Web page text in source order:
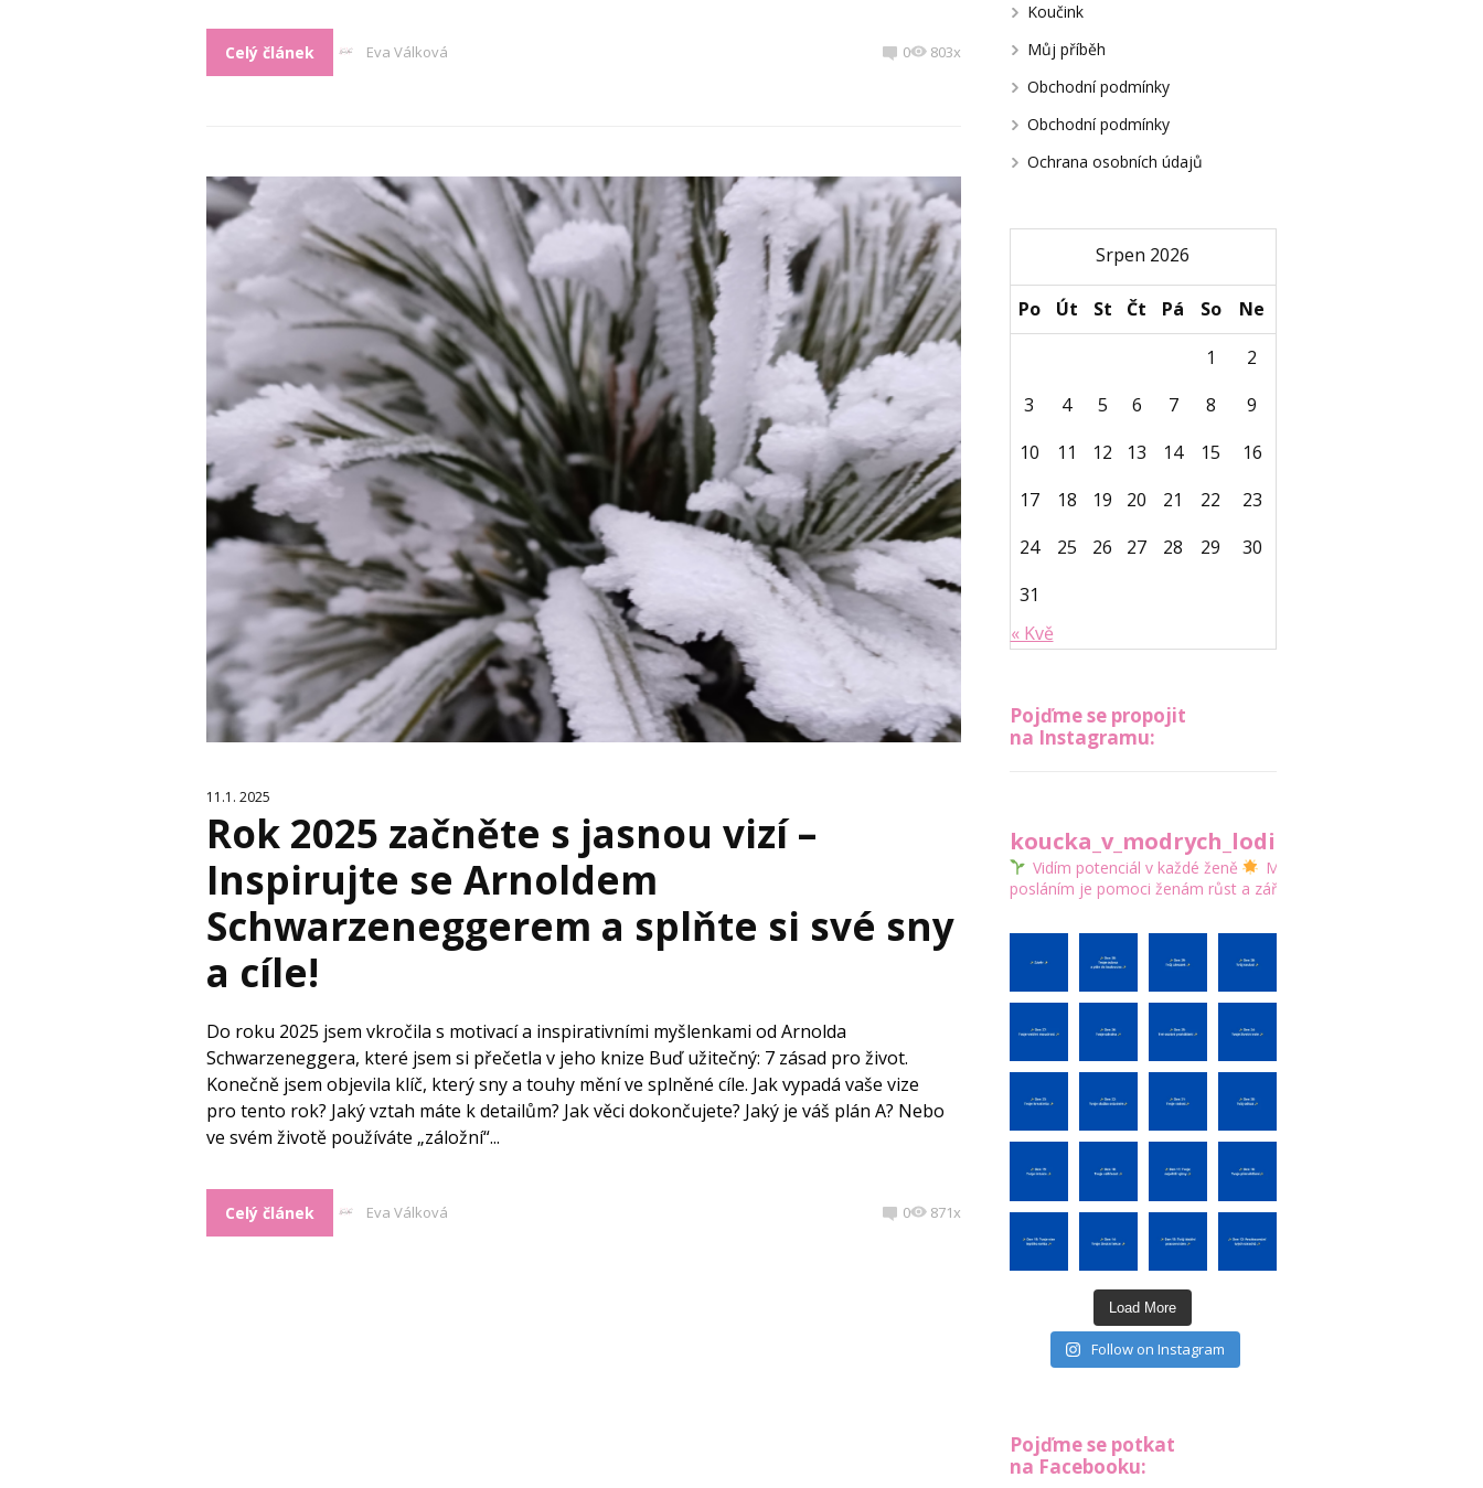
Celý článek Eva Válková 0 803x
11.1. 2025
Rok 2025 začněte s jasnou vizí –
Inspirujte se Arnoldem
Schwarzeneggerem a splňte si své sny
a cíle!
Do roku 2025 jsem vkročila s motivací a inspirativními myšlenkami od Arnolda
Schwarzeneggera, které jsem si přečetla v jeho knize Buď užitečný: 7 zásad pro život.
Konečně jsem objevila klíč, který sny a touhy mění ve splněné cíle. Jak vypadá vaše vize
pro tento rok? Jaký vztah máte k detailům? Jak věci dokončujete? Jaký je váš plán A? Nebo
ve svém životě používáte „záložní“...
Celý článek Eva Válková 0 871x
Koučink
Můj příběh
Obchodní podmínky
Obchodní podmínky
Ochrana osobních údajů
Srpen 2026
Po Út St Čt Pá So
Ne
1
2
3
4 5 6 7 8
9
10
11 12 13 14 15
16
17
18 19 20 21 22
23
24
25 26 27 28 29
30
31
« Kvě
Pojďme se propojit
na Instagramu:
koucka_v_modrych_lodickach
Vidím potenciál v každé ženě
Mým
posláním je pomoci ženám růst a zářit
Load More
Follow on Instagram
Pojďme se potkat
na Facebooku: